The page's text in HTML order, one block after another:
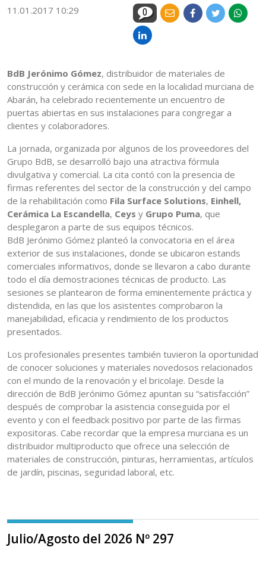
11.01.2017 10:29 0
BdB Jerónimo Gómez, distribuidor de materiales de
construcción y cerámica con sede en la localidad murciana de
Abarán, ha celebrado recientemente un encuentro de
puertas abiertas en sus instalaciones para congregar a
clientes y colaboradores.
La jornada, organizada por algunos de los proveedores del
Grupo BdB, se desarrolló bajo una atractiva fórmula
divulgativa y comercial. La cita contó con la presencia de
firmas referentes del sector de la construcción y del campo
de la rehabilitación como Fila Surface Solutions, Einhell,
Cerámica La Escandella, Ceys y Grupo Puma, que
desplegaron a parte de sus equipos técnicos.
BdB Jerónimo Gómez planteó la convocatoria en el área
exterior de sus instalaciones, donde se ubicaron estands
comerciales informativos, donde se llevaron a cabo durante
todo el día demostraciones técnicas de producto. Las
sesiones se plantearon de forma eminentemente práctica y
distendida, en las que los asistentes comprobaron la
manejabilidad, eficacia y rendimiento de los productos
presentados.
Los profesionales presentes también tuvieron la oportunidad
de conocer soluciones y materiales novedosos relacionados
con el mundo de la renovación y el bricolaje. Desde la
dirección de BdB Jerónimo Gómez apuntan su “satisfacción”
después de comprobar la asistencia conseguida por el
evento y con el feedback positivo por parte de las firmas
expositoras. Cabe recordar que la empresa murciana es un
distribuidor multiproducto que ofrece una selección de
materiales de construcción, pinturas, herramientas, artículos
de jardín, piscinas, seguridad laboral, etc.
Julio/Agosto del 2026 Nº 297